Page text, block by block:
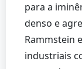
para a
denso e
Rammstein
industriais